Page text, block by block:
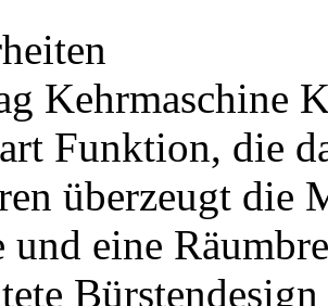
Kehrmaschine
Funktion, die
überzeugt die
und eine